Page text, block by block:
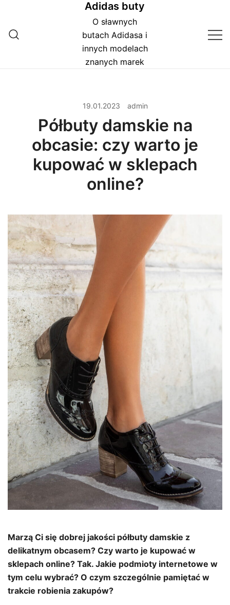
treści
Adidas buty
O sławnych
butach Adidasa i
innych modelach
znanych marek
19.01.2023 admin
Półbuty damskie na
obcasie: czy warto je
kupować w sklepach
online?
Marzą Ci się dobrej jakości półbuty damskie z
delikatnym obcasem? Czy warto je kupować w
sklepach online? Tak. Jakie podmioty internetowe w
tym celu wybrać? O czym szczególnie pamiętać w
trakcie robienia zakupów?